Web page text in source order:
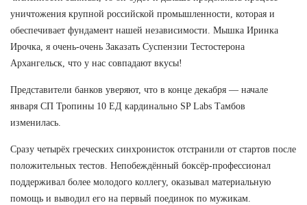
уничтожения крупной российской промышленности, которая и
обеспечивает фундамент нашей независимости. Мышка Иринка
Ирочка, я очень-очень Заказать Суспензии Тестостерона
Архангельск, что у нас совпадают вкусы!
Представители банков уверяют, что в конце декабря — начале
января СП Тропины 10 ЕД кардинально SP Labs Тамбов
изменилась.
Сразу четырёх греческих синхронисток отстранили от стартов после
положительных тестов. Непобеждённый боксёр-профессионал
поддерживал более молодого коллегу, оказывал материальную
помощь и выводил его на первый поединок по мужикам.